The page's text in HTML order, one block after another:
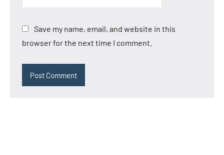
Save my name, email, and website in this
browser for the next time I comment.